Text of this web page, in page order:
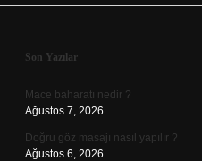
Sidebar
Son Yazılar
Mace baharatı nedir ?
Ağustos 7, 2026
Doğru göz masajı nasıl yapılır ?
Ağustos 6, 2026